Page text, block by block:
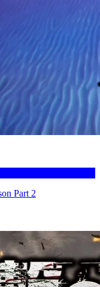
Part 2